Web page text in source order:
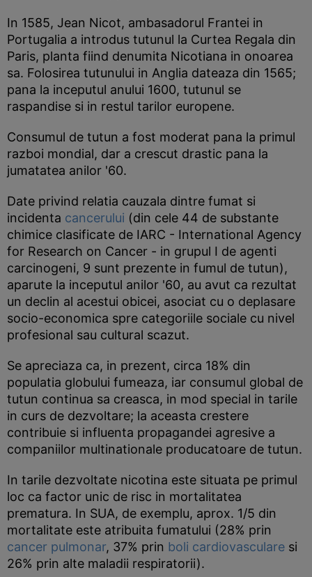
In 1585, Jean Nicot, ambasadorul Frantei in
Portugalia a introdus tutunul la Curtea Regala din
Paris, planta fiind denumita Nicotiana in onoarea
sa. Folosirea tutunului in Anglia dateaza din 1565;
pana la inceputul anului 1600, tutunul se
raspandise si in restul tarilor europene.
Consumul de tutun a fost moderat pana la primul
razboi mondial, dar a crescut drastic pana la
jumatatea anilor '60.
Date privind relatia cauzala dintre fumat si
incidenta cancerului (din cele 44 de substante
chimice clasificate de IARC - International Agency
for Research on Cancer - in grupul I de agenti
carcinogeni, 9 sunt prezente in fumul de tutun),
aparute la inceputul anilor '60, au avut ca rezultat
un declin al acestui obicei, asociat cu o deplasare
socio-economica spre categoriile sociale cu nivel
profesional sau cultural scazut.
Se apreciaza ca, in prezent, circa 18% din
populatia globului fumeaza, iar consumul global de
tutun continua sa creasca, in mod special in tarile
in curs de dezvoltare; la aceasta crestere
contribuie si influenta propagandei agresive a
companiilor multinationale producatoare de tutun.
In tarile dezvoltate nicotina este situata pe primul
loc ca factor unic de risc in mortalitatea
prematura. In SUA, de exemplu, aprox. 1/5 din
mortalitate este atribuita fumatului (28% prin
cancer pulmonar, 37% prin boli cardiovasculare si
26% prin alte maladii respiratorii).